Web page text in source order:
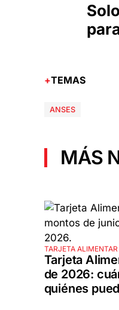
TEMAS
ANSES
MÁS
TARJETA ALIMENTAR
Tarjeta
de 2026:
quiénes